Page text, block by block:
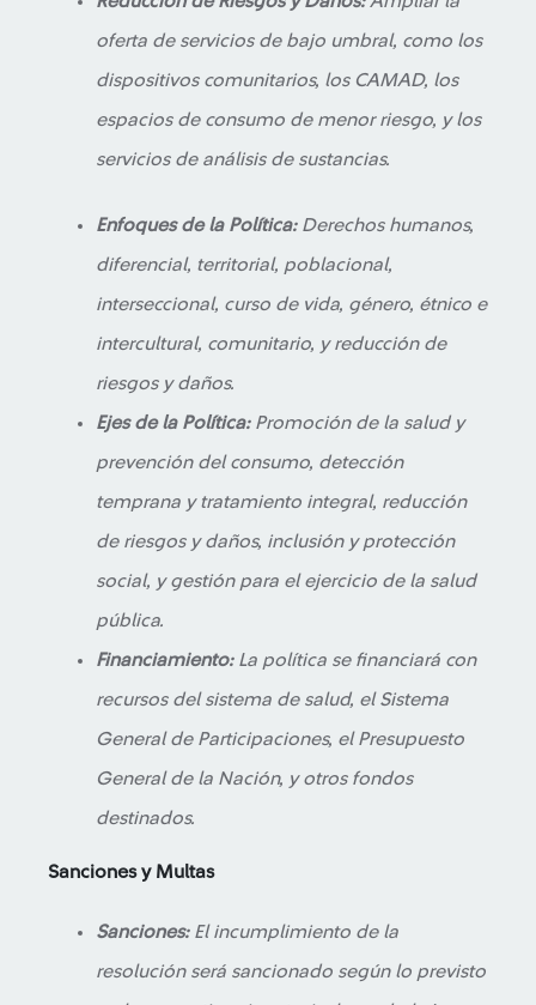
oferta de servicios de bajo umbral, como los
dispositivos comunitarios, los CAMAD, los
espacios de consumo de menor riesgo, y los
servicios de análisis de sustancias.
Enfoques de la Política:Derechos humanos,
diferencial, territorial, poblacional,
interseccional, curso de vida, género, étnico e
intercultural, comunitario, y reducción de
riesgos y daños.
Ejes de la Política:Promoción de la salud y
prevención del consumo, detección
temprana y tratamiento integral, reducción
de riesgos y daños, inclusión y protección
social, y gestión para el ejercicio de la salud
pública.
Financiamiento:La política se financiará con
recursos del sistema de salud, el Sistema
General de Participaciones, el Presupuesto
General de la Nación, y otros fondos
destinados.
Sanciones y Multas
Sanciones:El incumplimiento de la
resolución será sancionado según lo previsto